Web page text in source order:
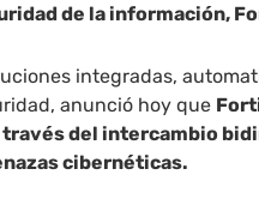
de la información,
integradas,
anunció hoy que
del intercambio
cibernéticas.